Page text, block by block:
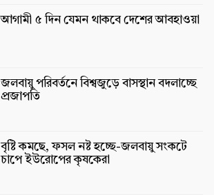
আগামী ৫ দিন যেমন থাকবে দেশের আবহাওয়া
জলবায়ু পরিবর্তনে বিশ্বজুড়ে বাসস্থান বদলাচ্ছে
প্রজাপতি
বৃষ্টি কমছে, ফসল নষ্ট হচ্ছে-জলবায়ু সংকটে
চাপে ইউরোপের কৃষকেরা